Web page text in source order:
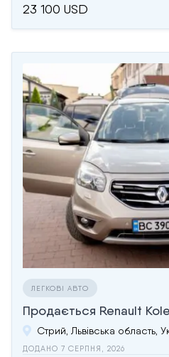
23 100 USD
ЛЕГКОВІ АВТО
Продається Renault
Стрий, Львівська область,
ДОДАНО 7 СЕРПНЯ, 2026